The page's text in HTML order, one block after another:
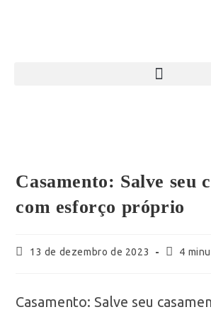
Casamento: Salve seu
com esforço próprio
13 de dezembro de 2023 4
Casamento: Salve seu